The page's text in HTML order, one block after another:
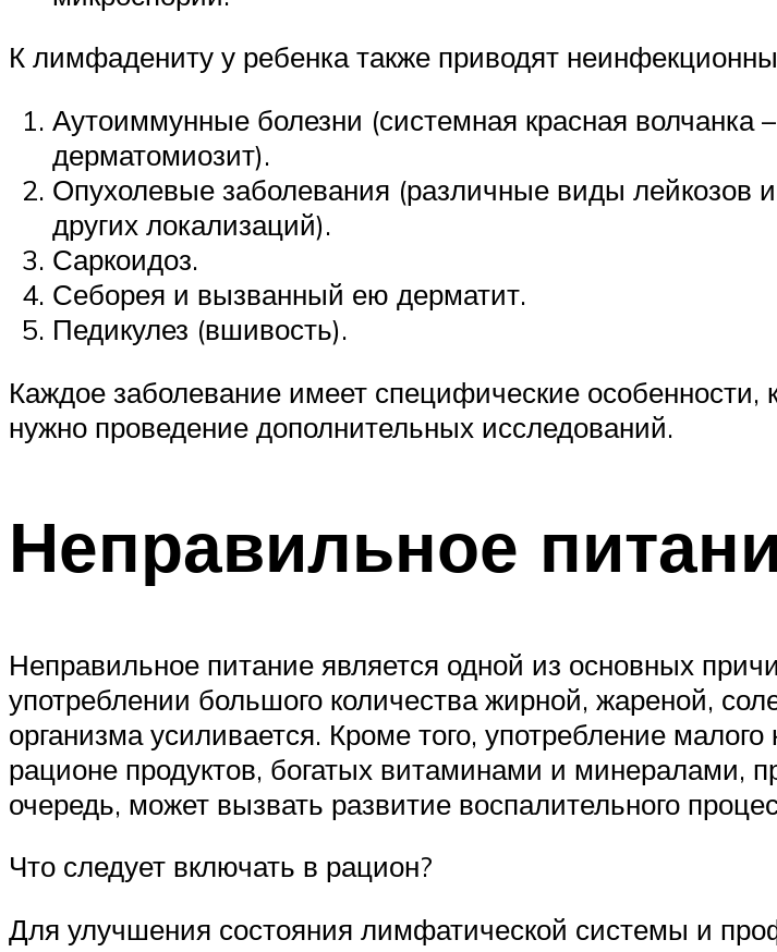
К лимфадениту у ребенка также приводят
Аутоиммунные болезни (системная красная
дерматомиозит).
Опухолевые заболевания (различные виды
других локализаций).
Саркоидоз.
Себорея и вызванный ею дерматит.
Педикулез (вшивость).
Каждое заболевание имеет специфические особенности,
нужно проведение дополнительных исследований.
Неправильное
Неправильное питание является одной из основных
употреблении большого количества жирной, жареной,
организма усиливается. Кроме того, употребление
рационе продуктов, богатых витаминами и минералами,
очередь, может вызвать развитие воспалительного
Что следует включать в рацион?
Для улучшения состояния лимфатической системы и